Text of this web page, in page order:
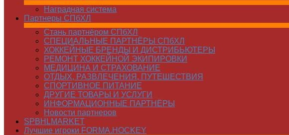
Наградная система
Партнеры СПбХЛ
Стань партнёром СПбХЛ
СПЕЦИАЛЬНЫЕ ПАРТНЁРЫ СПбХЛ
ХОККЕЙНЫЕ БРЕНДЫ И ДИСТРИБЬЮТЕРЫ
РЕМОНТ ХОККЕЙНОЙ ЭКИПИРОВКИ
МЕДИЦИНА И СТРАХОВАНИЕ
ОТДЫХ, РАЗВЛЕЧЕНИЯ, ПУТЕШЕСТВИЯ
СПОРТИВНОЕ ПИТАНИЕ
ДРУГИЕ ТОВАРЫ И УСЛУГИ
ИНФОРМАЦИОННЫЕ ПАРТНЁРЫ
Новости партнеров
SPBHLMARKET
Лучшие игроки FORMA.HOCKEY